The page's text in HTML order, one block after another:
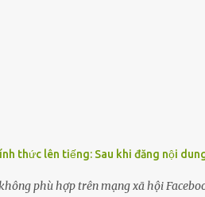
dám gọi cảnh sát để được giúp đỡ
thức lên tiếng: Sau khi đăng nội
phù hợp trên mạng xã hội